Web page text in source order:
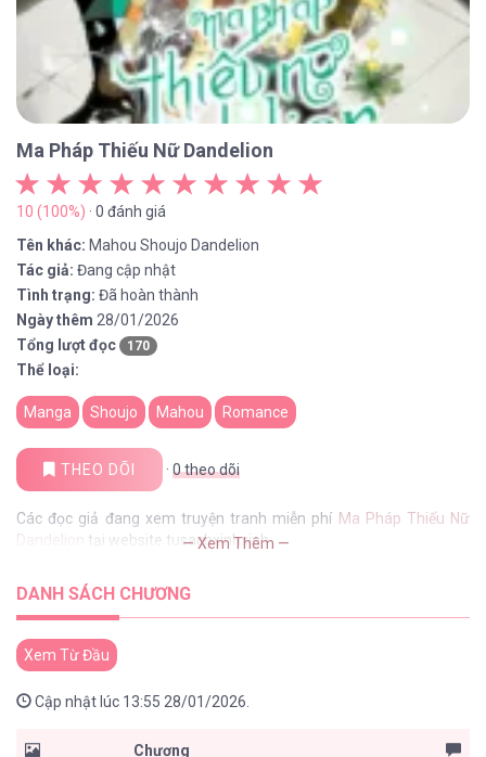
Ma Pháp Thiếu Nữ Dandelion
10 (100%) · 0 đánh giá
Tên khác: Mahou Shoujo Dandelion
Tác giả: Đang cập nhật
Tình trạng: Đã hoàn thành
Ngày thêm 28/01/2026
Tổng lượt đọc
170
Thể loại:
Manga Shoujo Mahou Romance
THEO DÕI · 0theo dõi
Các đọc giả đang xem truyện tranh miễn phí Ma Pháp Thiếu Nữ
Dandelion
tại website tusachxinhxinh
— Xem Thêm —
DANH SÁCH CHƯƠNG
Xem Từ Đầu
Cập nhật lúc 13:55 28/01/2026.
Chương